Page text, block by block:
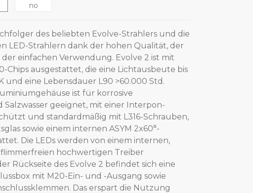
no
des beliebten Evolve-Strahlers und die
LED-Strahlern dank der hohen Qualität, der
einfachen Verwendung. Evolve 2 ist mit
Chips ausgestattet, die eine Lichtausbeute bis
und eine Lebensdauer L90 >60.000 Std.
ist für korrosive
geeignet, mit einer Interpon-
und standardmäßig mit L316-Schrauben,
sowie einem internen ASYM 2x60°-
Die LEDs werden von einem internen,
hochwertigen Treiber
Rückseite des Evolve 2 befindet sich eine
mit M20-Ein- und -Ausgang sowie
Das erspart die Nutzung